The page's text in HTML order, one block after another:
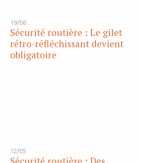
19/06
Sécurité routière : Le gilet
rétro-réfléchissant devient
obligatoire
12/05